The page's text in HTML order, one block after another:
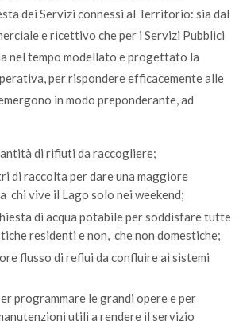
dei Servizi connessi al Territorio: sia dal
e ricettivo che per i Servizi Pubblici
nel tempo modellato e progettato la
per rispondere efficacemente alle
in modo preponderante, ad
di rifiuti da raccogliere;
di raccolta per dare una maggiore
chi vive il Lago solo nei weekend;
di acqua potabile per soddisfare tutte
residenti e non, che non domestiche;
flusso di reflui da confluire ai sistemi
programmare le grandi opere e per
utili a rendere il servizio